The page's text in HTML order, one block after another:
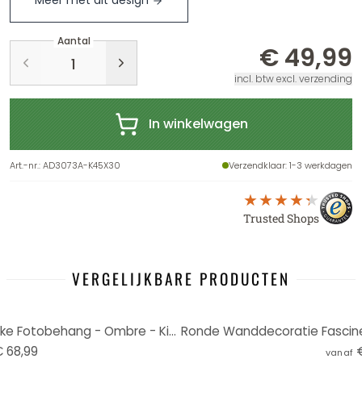
Aantal
€ 49,99
incl. btw excl. verzending
In winkelwagen
Art.-nr.:AD3073A-K45X30 Verzendklaar: 1-3 werkdagen
Trusted Shops
VERGELIJKBARE PRODUCTEN
Onderwaterwereld paradijselijke Fotobehang - Ombre - Kikki Belle
68,99
vanaf